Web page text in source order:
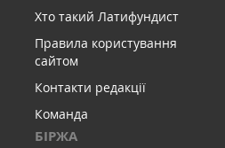
Хто такий Латифундист
Правила користування
сайтом
Контакти редакції
Команда
БІРЖА